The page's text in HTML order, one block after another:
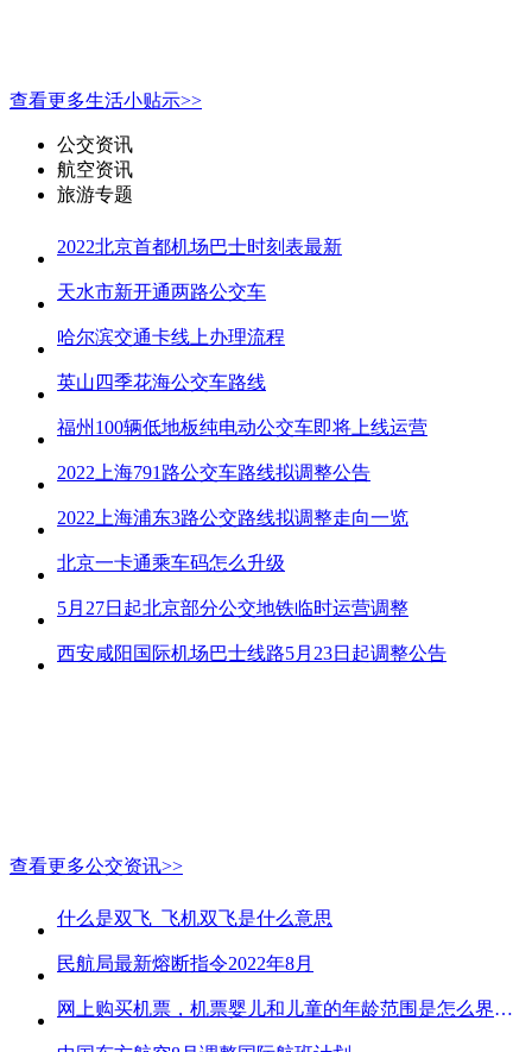
查看更多生活小贴示>>
公交资讯
航空资讯
旅游专题
2022北京首都机场巴士时刻表最新
天水市新开通两路公交车
哈尔滨交通卡线上办理流程
英山四季花海公交车路线
福州100辆低地板纯电动公交车即将上线运营
2022上海791路公交车路线拟调整公告
2022上海浦东3路公交路线拟调整走向一览
北京一卡通乘车码怎么升级
5月27日起北京部分公交地铁临时运营调整
西安咸阳国际机场巴士线路5月23日起调整公告
查看更多公交资讯>>
什么是双飞_飞机双飞是什么意思
民航局最新熔断指令2022年8月
网上购买机票，机票婴儿和儿童的年龄范围是怎么界定的？